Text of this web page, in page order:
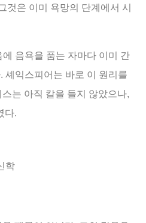
것은 이미 욕망의 단계에서 시
에 음욕을 품는 자마다 이미 간
. 셰익스피어는 바로 이 원리를
스는 아직 칼을 들지 않았으나,
다.
학